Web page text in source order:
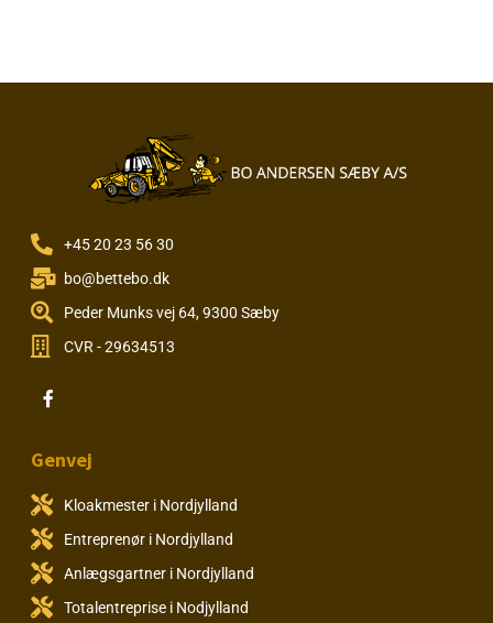
+45 20 23 56 30
bo@bettebo.dk
Peder Munks vej 64, 9300 Sæby
CVR - 29634513
Genvej
Kloakmester i Nordjylland
Entreprenør i Nordjylland
Anlægsgartner i Nordjylland
Totalentreprise i Nodjylland